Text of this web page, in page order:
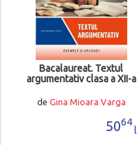
Bacalaureat. Textul
argumentativ clasa a XII-a
de Gina Mioara Varga
5064